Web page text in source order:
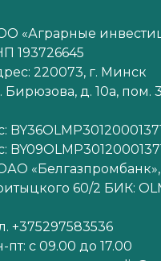
«Аграрные
193726645
220073, г. Минск
Бирюзова, д. 10а, пом.
«Белгазпромбанк»,
60/2 БИК:
+375297583536
пт: с 09.00 до 17.00